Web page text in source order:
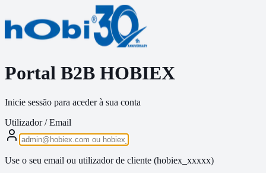
Portal B2B HOBIEX
Inicie sessão para aceder à sua conta
Utilizador / Email
Use o seu email ou utilizador de cliente (hobiex_xxxxx)